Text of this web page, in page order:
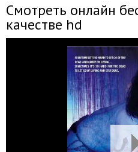
Смотреть онлайн
качестве hd